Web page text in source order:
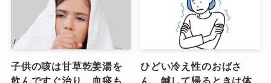
子供の咳は甘草乾姜湯を
飲んですぐ治り、血痰も
ひどい冷え性のおばさ
ん、鍼して帰るときは体